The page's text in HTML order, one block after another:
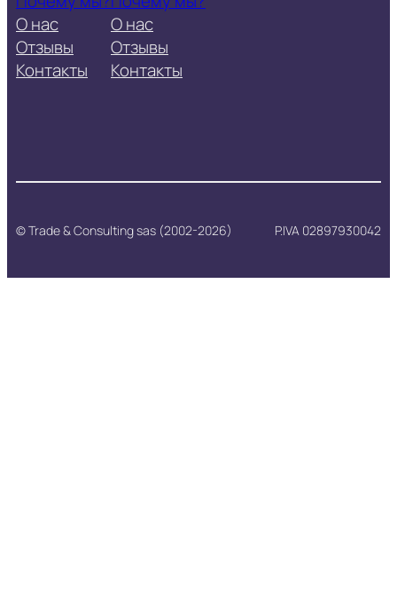
О нас
Отзывы
Контакты
О нас
Отзывы
Контакты
© Trade & Consulting sas (2002-2026) P.IVA 02897930042